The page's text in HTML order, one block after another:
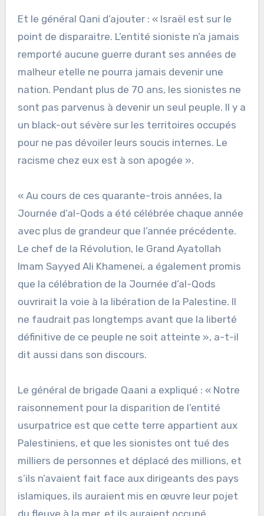
Et le général Qani d’ajouter : « Israël est sur le
point de disparaitre. L’entité sioniste n’a jamais
remporté aucune guerre durant ses années de
malheur etelle ne pourra jamais devenir une
nation. Pendant plus de 70 ans, les sionistes ne
sont pas parvenus à devenir un seul peuple. Il y a
un black-out sévère sur les territoires occupés
pour ne pas dévoiler leurs soucis internes. Le
racisme chez eux est à son apogée ».
« Au cours de ces quarante-trois années, la
Journée d’al-Qods a été célébrée chaque année
avec plus de grandeur que l’année précédente.
Le chef de la Révolution, le Grand Ayatollah
Imam Sayyed Ali Khamenei, a également promis
que la célébration de la Journée d’al-Qods
ouvrirait la voie à la libération de la Palestine. Il
ne faudrait pas longtemps avant que la liberté
définitive de ce peuple ne soit atteinte », a-t-il
dit aussi dans son discours.
Le général de brigade Qaani a expliqué : « Notre
raisonnement pour la disparition de l’entité
usurpatrice est que cette terre appartient aux
Palestiniens, et que les sionistes ont tué des
milliers de personnes et déplacé des millions, et
s’ils n’avaient fait face aux dirigeants des pays
islamiques, ils auraient mis en œuvre leur pojet
du fleuve à la mer, et ils auraient occupé